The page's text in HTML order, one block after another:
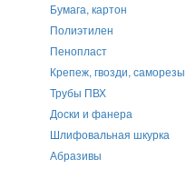
Бумага, картон
Полиэтилен
Пенопласт
Крепеж, гвозди, саморезы
Трубы ПВХ
Доски и фанера
Шлифовальная шкурка
Абразивы